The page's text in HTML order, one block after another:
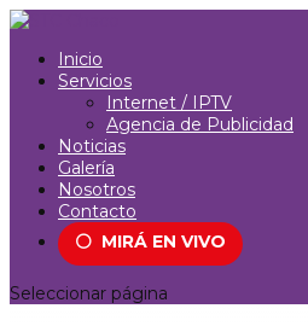
Inicio
Servicios
Internet / IPTV
Agencia de Publicidad
Noticias
Galería
Nosotros
Contacto
⚪ MIRÁ EN VIVO
Seleccionar página